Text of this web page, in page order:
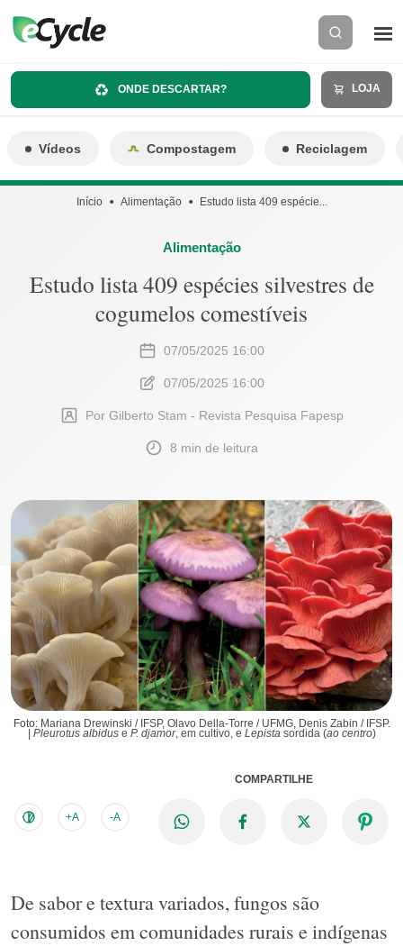
ONDE DESCARTAR? LOJA
Vídeos Compostagem Reciclagem
Início Alimentação Estudo lista 409 espécie...
Alimentação
Estudo lista 409 espécies silvestres de
cogumelos comestíveis
07/05/2025 16:00
07/05/2025 16:00
Por Gilberto Stam - Revista Pesquisa Fapesp
8 min de leitura
Foto: Mariana Drewinski / IFSP, Olavo Della-Torre / UFMG, Denis Zabin / IFSP.
Pleurotus albiduse P. djamor, em cultivo, e Lepista sordida (ao centro)
+A -A
COMPARTILHE
De sabor e textura variados, fungos são
consumidos em comunidades rurais e indígenas